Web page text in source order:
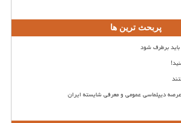
پربحث ترین ها
باید برطرف شود
دیپلماسی عمومی و معرفی شایسته ایران